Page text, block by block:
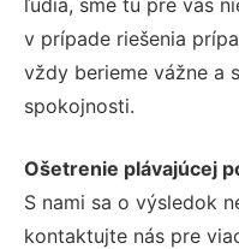
v prípade riešenia
vždy berieme vážne a
spokojnosti.
Ošetrenie plávajúcej
S nami sa o výsledok
kontaktujte nás pre